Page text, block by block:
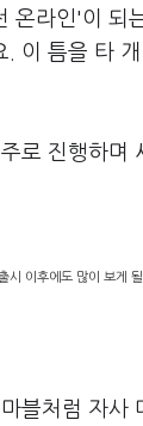
온라인'이 되
이 틈을 타
로 진행하
시 이후에도 많이 보게
블처럼 자